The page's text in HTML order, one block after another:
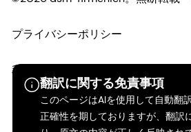
翻訳に関する免責事項
このページはAIを使用して自動翻
正確性を期しておりますが、翻訳
プライバシーポリシー
利用規約
ご利用条件